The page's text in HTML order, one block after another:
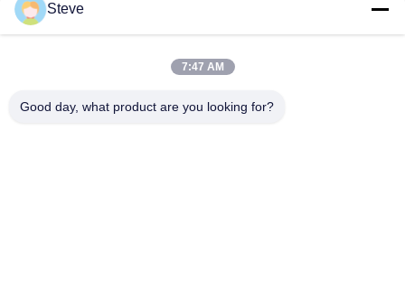
4チャンネルの4SFP活動的なAOCの光ケーブルへの40G AOC
QSFP+
SFP28 25G AOC 3Mの活動的な光ケーブルのパワー消費量1Wよ
Steve
7:47 AM
Good day, what product are you looking for?